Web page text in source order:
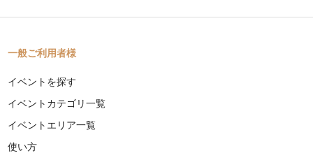
一般ご利用者様
イベントを探す
イベントカテゴリ一覧
イベントエリア一覧
使い方